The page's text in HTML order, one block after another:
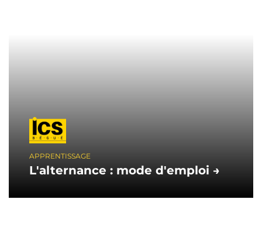
APPRENTISSAGE
L'alternance : mode d'emploi →